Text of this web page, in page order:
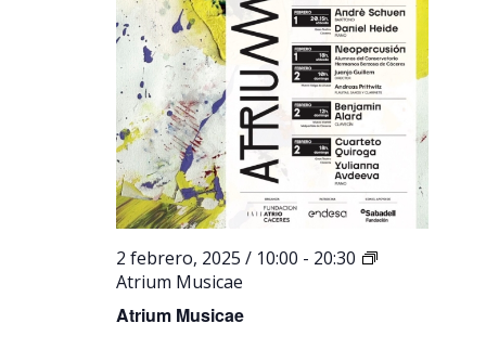
Atrium Musicae
2 febrero, 2025 / 10:00 - 20:30
Atrium Musicae